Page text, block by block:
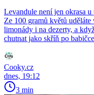
Levandule není jen okrasa
Ze 100 gramů květů
limonády i na dezerty, a
chutnat jako skříň po
Cooky.cz
dnes, 19:12
3 min